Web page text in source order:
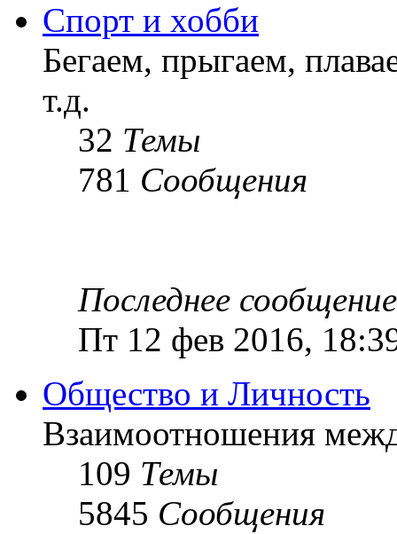
Спорт и хобби
Бегаем, прыгаем,
т.д.
32 Темы
781 Сообщения
Последнее сообщение
Пт 12 фев 2016,
Общество и Личность
Взаимоотношения
109 Темы
5845 Сообщения